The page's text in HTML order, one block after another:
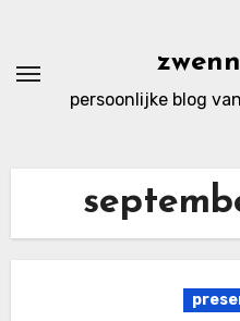
de
persoonlijke blog